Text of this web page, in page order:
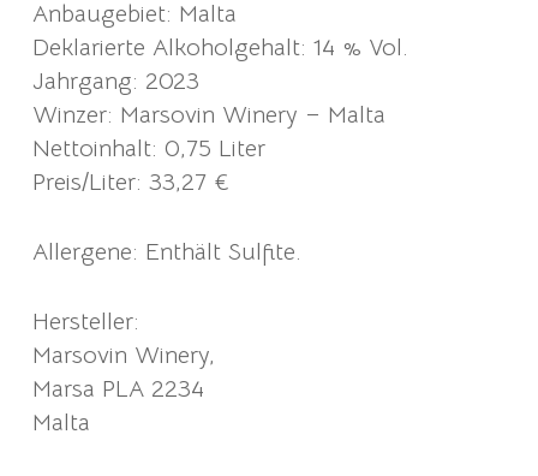
Anbaugebiet: Malta
Deklarierte Alkoholgehalt: 14 % Vol.
Jahrgang: 2023
Winzer: Marsovin Winery – Malta
Nettoinhalt: 0,75 Liter
Preis/Liter: 33,27 €
Allergene: Enthält Sulfite.
Hersteller:
Marsovin Winery,
Marsa PLA 2234
Malta